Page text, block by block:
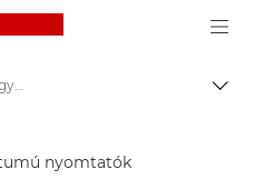
Canon Logo, back to
Canon Arizona 135 GT – síkágyas UV nyomtató műszaki adatai
nyomtatók